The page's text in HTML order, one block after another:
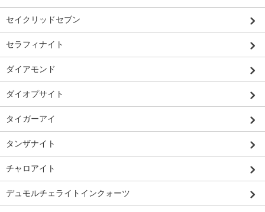
セイクリッドセブン
セラフィナイト
ダイアモンド
ダイオプサイト
タイガーアイ
タンザナイト
チャロアイト
デュモルチェライトインクォーツ